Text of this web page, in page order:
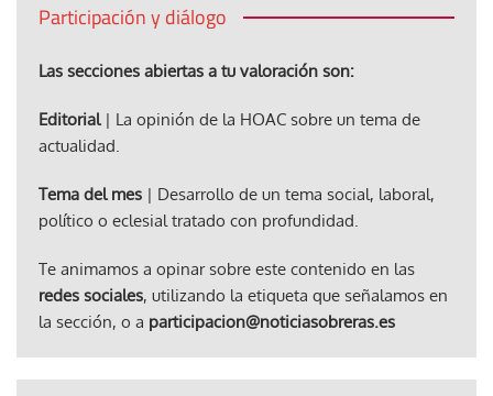
Participación y diálogo
Las secciones abiertas a tu valoración son:
Editorial| La opinión de la HOAC sobre un tema de
actualidad.
Tema del mes | Desarrollo de un tema social, laboral,
político o eclesial tratado con profundidad.
Te animamos a opinar sobre este contenido en las
redes sociales, utilizando la etiqueta que señalamos en
la sección, o a participacion@noticiasobreras.es